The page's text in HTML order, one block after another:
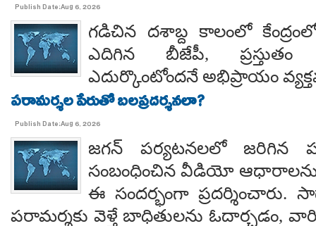
Publish Date:Aug 6, 2026
గడిచిన దశాబ్ద కాలంలో
ఎదిగిన బీజేపీ, ప్రస్తుతం
ఎదుర్కొంటోందనే అభిప్రాయం
పరామర్శల పేరుతో బలప్రదర్శనలా?
Publish Date:Aug 6, 2026
జగన్ పర్యటనలలో జరిగిన
సంబంధించిన వీడియో
ఈ సందర్భంగా
పరామర్శకు వెళ్తే బాధితులను ఓదార్చడం,